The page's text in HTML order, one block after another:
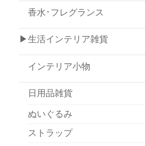
香水･フレグランス
▶生活インテリア雑貨
インテリア小物
日用品雑貨
ぬいぐるみ
ストラップ